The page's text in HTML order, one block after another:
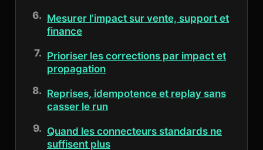
Mesurer l’impact sur vente, support et
finance
Prioriser les corrections par impact et
propagation
Reprises, idempotence et replay sans
casser le run
Quand les connecteurs standards ne
suffisent plus